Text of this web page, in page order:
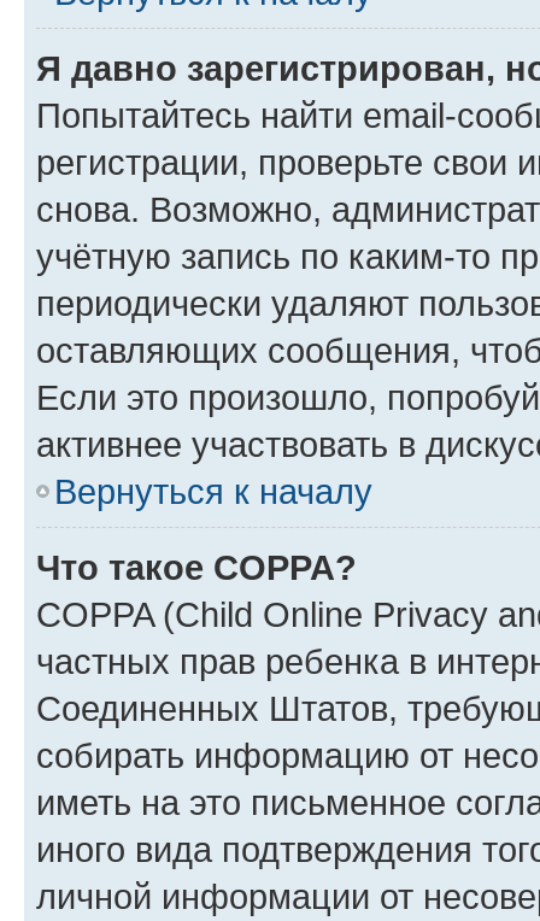
Я давно зарегистрирован,
Попытайтесь найти email-
регистрации, проверьте свои
снова. Возможно,
учётную запись по каким-то
периодически удаляют
оставляющих сообщения,
Если это произошло,
активнее участвовать в
Вернуться к началу
Что такое COPPA?
COPPA (Child Online Privacy
частных прав ребенка в
Соединенных Штатов,
собирать информацию от
иметь на это письменное
иного вида подтверждения
личной информации от